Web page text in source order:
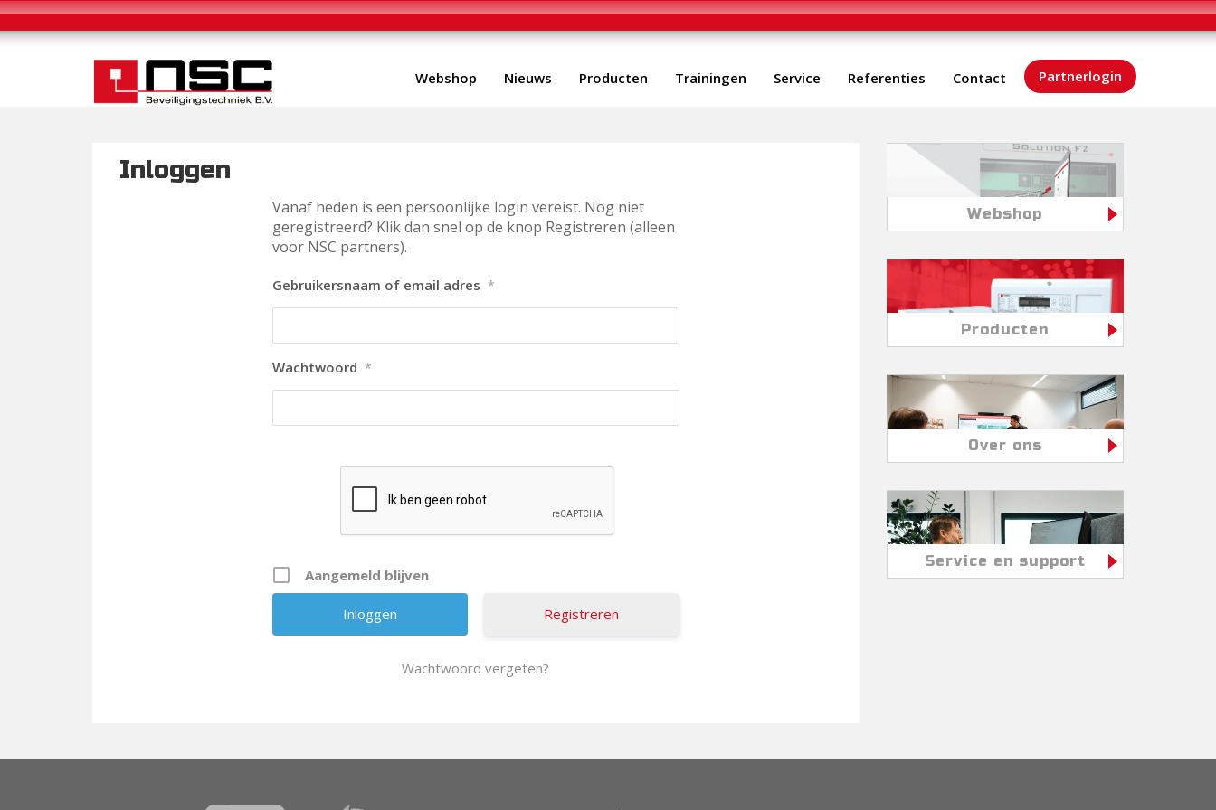
Webshop Nieuws Producten Trainingen Service Referenties Contact Partnerlogin
Inloggen
Vanaf heden is een persoonlijke login vereist. Nog niet
geregistreerd? Klik dan snel op de knop Registreren (alleen
voor NSC partners).
Gebruikersnaam of email adres *
Wachtwoord *
Aangemeld blijven
Registreren
Wachtwoord vergeten?
Webshop
Producten
Over ons
Service en support